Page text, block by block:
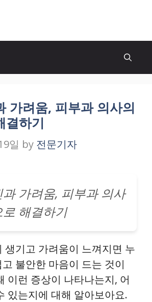
가려움, 피부과 의사의
결하기
일 by 전문기자
과 가려움, 피부과 의사
해결하기
생기고 가려움이 느껴지면 누
불안한 마음이 드는 것이
이런 증상이 나타나는지, 어
있는지에 대해 알아보아요.